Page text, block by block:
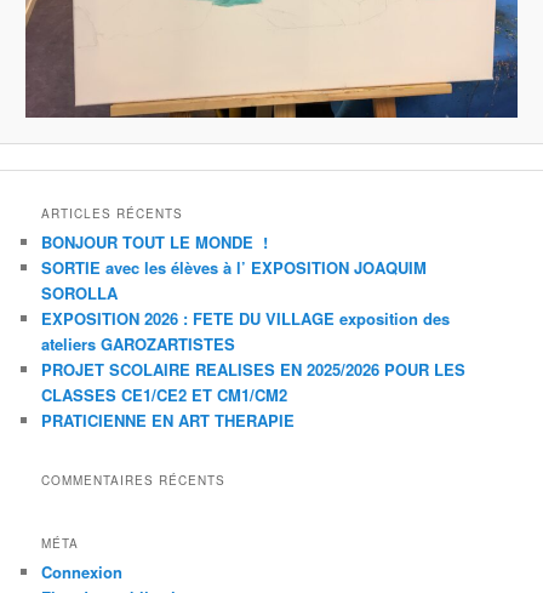
ARTICLES RÉCENTS
BONJOUR TOUT LE MONDE !
SORTIE avec les élèves à l’ EXPOSITION JOAQUIM
SOROLLA
EXPOSITION 2026 : FETE DU VILLAGE exposition des
ateliers GAROZARTISTES
PROJET SCOLAIRE REALISES EN 2025/2026 POUR LES
CLASSES CE1/CE2 ET CM1/CM2
PRATICIENNE EN ART THERAPIE
COMMENTAIRES RÉCENTS
MÉTA
Connexion